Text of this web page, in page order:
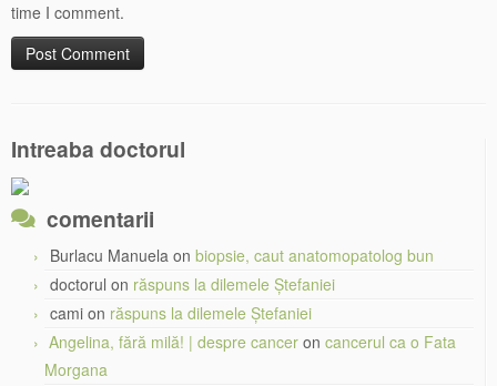
time I comment.
Intreaba doctorul
comentarii
Burlacu Manuela on biopsie, caut anatomopatolog bun
doctorul on răspuns la dilemele Ștefaniei
cami on răspuns la dilemele Ștefaniei
Angelina, fără milă! | despre cancer on cancerul ca o Fata
Morgana